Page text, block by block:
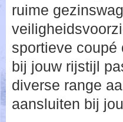
ruime
sportieve coupé
bij jouw rijstijl
diverse range
aansluiten bij